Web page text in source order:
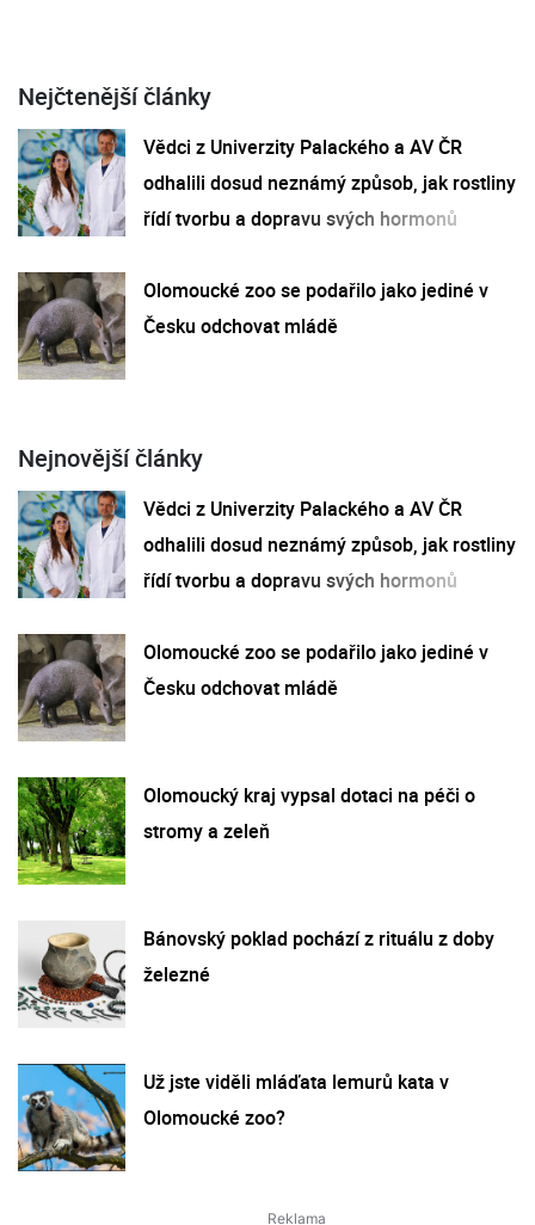
Nejčtenější články
Vědci z Univerzity Palackého a AV ČR
odhalili dosud neznámý způsob, jak rostliny
řídí tvorbu a dopravu svých hormonů
Olomoucké zoo se podařilo jako jediné v
Česku odchovat mládě
Nejnovější články
Vědci z Univerzity Palackého a AV ČR
odhalili dosud neznámý způsob, jak rostliny
řídí tvorbu a dopravu svých hormonů
Olomoucké zoo se podařilo jako jediné v
Česku odchovat mládě
Olomoucký kraj vypsal dotaci na péči o
stromy a zeleň
Bánovský poklad pochází z rituálu z doby
železné
Už jste viděli mláďata lemurů kata v
Olomoucké zoo?